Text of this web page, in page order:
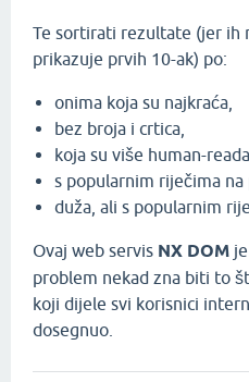
Te sortirati rezultate (jer ih
prikazuje prvih 10-ak) po:
onima koja su najkraća,
bez broja i crtica,
koja su više human-
s popularnim riječima na
duža, ali s popularnim
Ovaj web servis NX DOM
problem nekad zna biti to
koji dijele svi korisnici
dosegnuo.